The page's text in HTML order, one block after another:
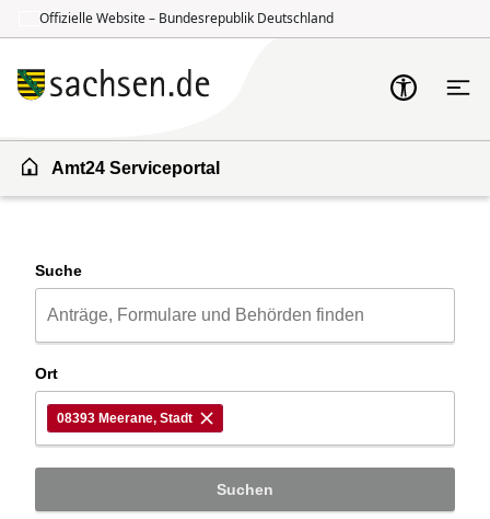
Offizielle Website – Bundesrepublik Deutschland
Amt24 Serviceportal
Suche
Ort
08393 Meerane, Stadt
Suchen